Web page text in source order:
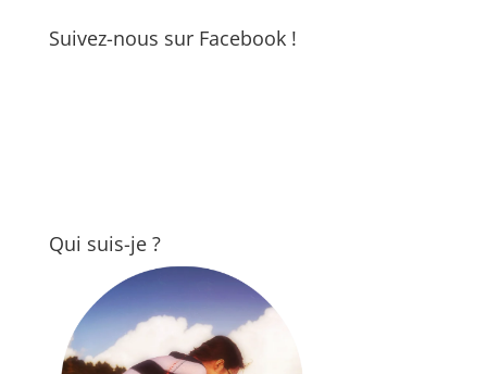
Suivez-nous sur Facebook !
Qui suis-je ?